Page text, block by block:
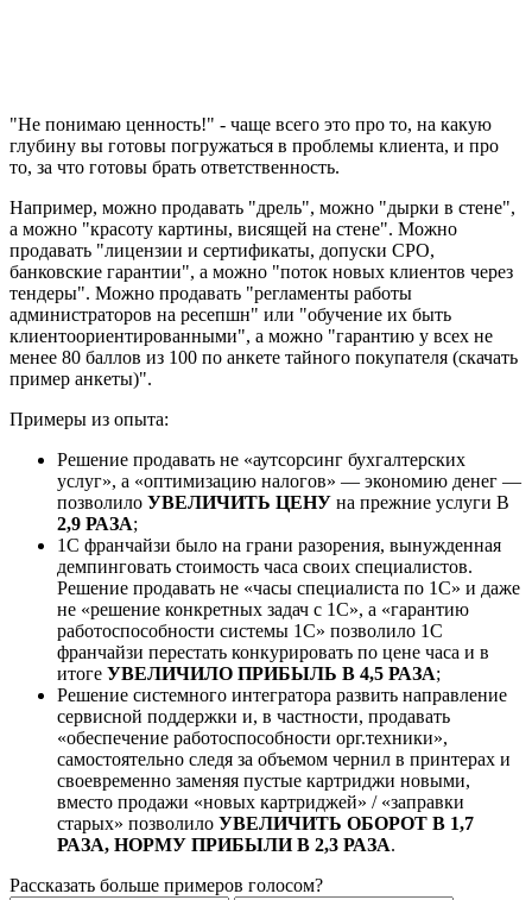
"Не понимаю ценность!" - чаще всего это про то, на какую
глубину вы готовы погружаться в проблемы клиента, и про
то, за что готовы брать ответственность.
Например, можно продавать "дрель", можно "дырки в стене",
а можно "красоту картины, висящей на стене". Можно
продавать "лицензии и сертификаты, допуски СРО,
банковские гарантии", а можно "поток новых клиентов через
тендеры". Можно продавать "регламенты работы
администраторов на ресепшн" или "обучение их быть
клиентоориентированными", а можно "гарантию у всех не
менее 80 баллов из 100 по анкете тайного покупателя (скачать
пример анкеты)".
Примеры из опыта:
Решение продавать не «аутсорсинг бухгалтерских
услуг», а «оптимизацию налогов» — экономию денег —
позволило УВЕЛИЧИТЬ ЦЕНУ на прежние услуги В
2,9 РАЗА;
1С франчайзи было на грани разорения, вынужденная
демпинговать стоимость часа своих специалистов.
Решение продавать не «часы специалиста по 1С» и даже
не «решение конкретных задач с 1С», а «гарантию
работоспособности системы 1С» позволило 1С
франчайзи перестать конкурировать по цене часа и в
итоге УВЕЛИЧИЛО ПРИБЫЛЬ В 4,5 РАЗА;
Решение системного интегратора развить направление
сервисной поддержки и, в частности, продавать
«обеспечение работоспособности орг.техники»,
самостоятельно следя за объемом чернил в принтерах и
своевременно заменяя пустые картриджи новыми,
вместо продажи «новых картриджей» / «заправки
старых» позволило УВЕЛИЧИТЬ ОБОРОТ В 1,7
РАЗА, НОРМУ ПРИБЫЛИ В 2,3 РАЗА.
Рассказать больше примеров голосом?